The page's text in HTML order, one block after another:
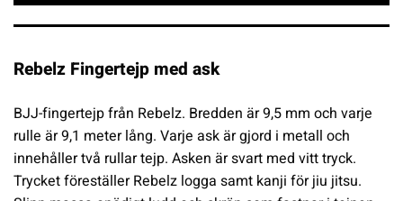
Rebelz Fingertejp med ask
BJJ-fingertejp från Rebelz. Bredden är 9,5 mm och varje
rulle är 9,1 meter lång. Varje ask är gjord i metall och
innehåller två rullar tejp. Asken är svart med vitt tryck.
Trycket föreställer Rebelz logga samt kanji för jiu jitsu.